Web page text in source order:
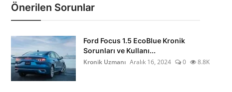
Önerilen Sorunlar
Ford Focus 1.5 EcoBlue Kronik
Sorunları ve Kullanı...
Kronik Uzmanı Aralık 16, 2024 0 8.8K